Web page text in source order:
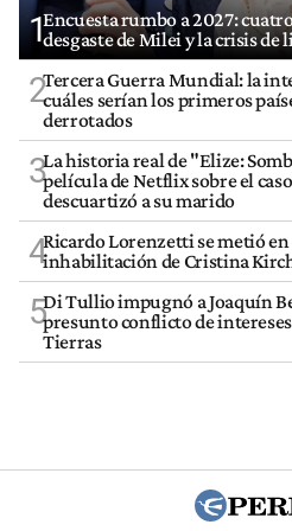
1Encuesta rumbo a 2027:
desgaste de Milei y la crisis
2Tercera Guerra Mundial: la
cuáles serían los primeros
derrotados
3La historia real de "Elize:
película de Netflix sobre el
descuartizó a su marido
4Ricardo Lorenzetti se metió en
inhabilitación de Cristina
5Di Tullio impugnó a Joaquín
presunto conflicto de intereses
Tierras